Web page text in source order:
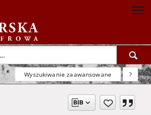
Wyszukiwanie zaawansowane ?